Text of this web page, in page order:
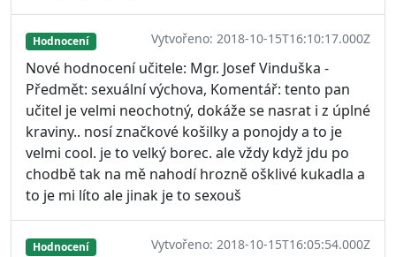
Hodnocení Vytvořeno: 2018-10-15T16:10:17.000Z
Nové hodnocení učitele: Mgr. Josef Vinduška -
Předmět: sexuální výchova, Komentář: tento pan
učitel je velmi neochotný, dokáže se nasrat i z úplné
kraviny.. nosí značkové košilky a ponojdy a to je
velmi cool. je to velký borec. ale vždy když jdu po
chodbě tak na mě nahodí hrozně ošklivé kukadla a
to je mi líto ale jinak je to sexouš
Hodnocení Vytvořeno: 2018-10-15T16:05:54.000Z